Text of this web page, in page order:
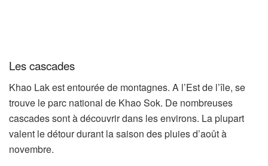
Les cascades
Khao Lak est entourée de montagnes. A l’Est de l’île, se
trouve le parc national de Khao Sok. De nombreuses
cascades sont à découvrir dans les environs. La plupart
valent le détour durant la saison des pluies d’août à
novembre.